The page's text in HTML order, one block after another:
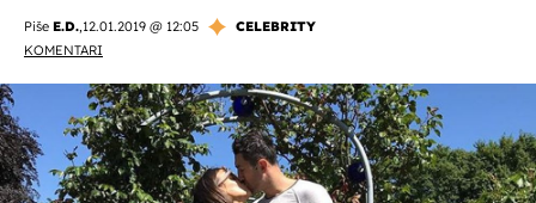
Piše E.D.,12.01.2019 @ 12:05
CELEBRITY
KOMENTARI
OMOGUĆI OBAVIJESTI